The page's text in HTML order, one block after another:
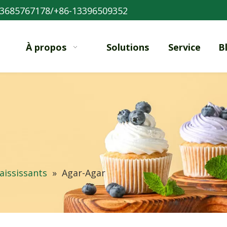
+86-13396509352
À propos Solutions Service
» Agar-Agar